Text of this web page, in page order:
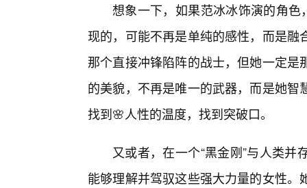
想象一下，如果范冰冰饰演的角色
现的，可能不再是单纯的感性，而是
那个直接冲锋陷阵的战士，但她一定
的美貌，不再是唯一的武器，而是她
找到🌸人性的温度，找到突破口。
又或者，在一个“黑金刚”与人类
能够理解并驾驭这些强大力量的女性